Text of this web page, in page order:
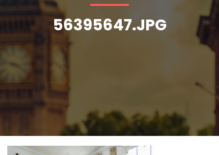
56395647.JPG